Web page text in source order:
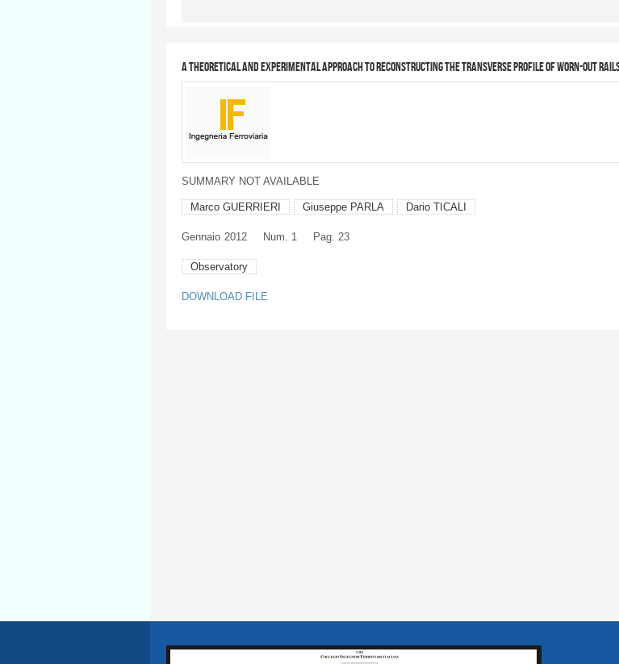
A theoretical and experimental approach to reconstructing the transverse profile of worn-out
SUMMARY NOT AVAILABLE
Marco GUERRIERI Giuseppe PARLA Dario TICALI
Gennaio 2012 Num. 1 Pag. 23
Observatory
DOWNLOAD FILE